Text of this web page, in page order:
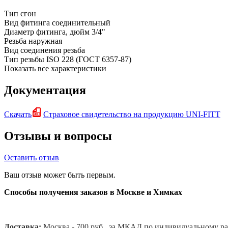
Тип сгон
Вид фитинга соединительный
Диаметр фитинга, дюйм 3/4"
Резьба наружная
Вид соединения резьба
Тип резьбы ISO 228 (ГОСТ 6357-87)
Показать все характеристики
Документация
Скачать Страховое свидетельство на продукцию UNI-FITT
Отзывы и вопросы
Оставить отзыв
Ваш отзыв может быть первым.
Способы получения заказов в Москве и Химках